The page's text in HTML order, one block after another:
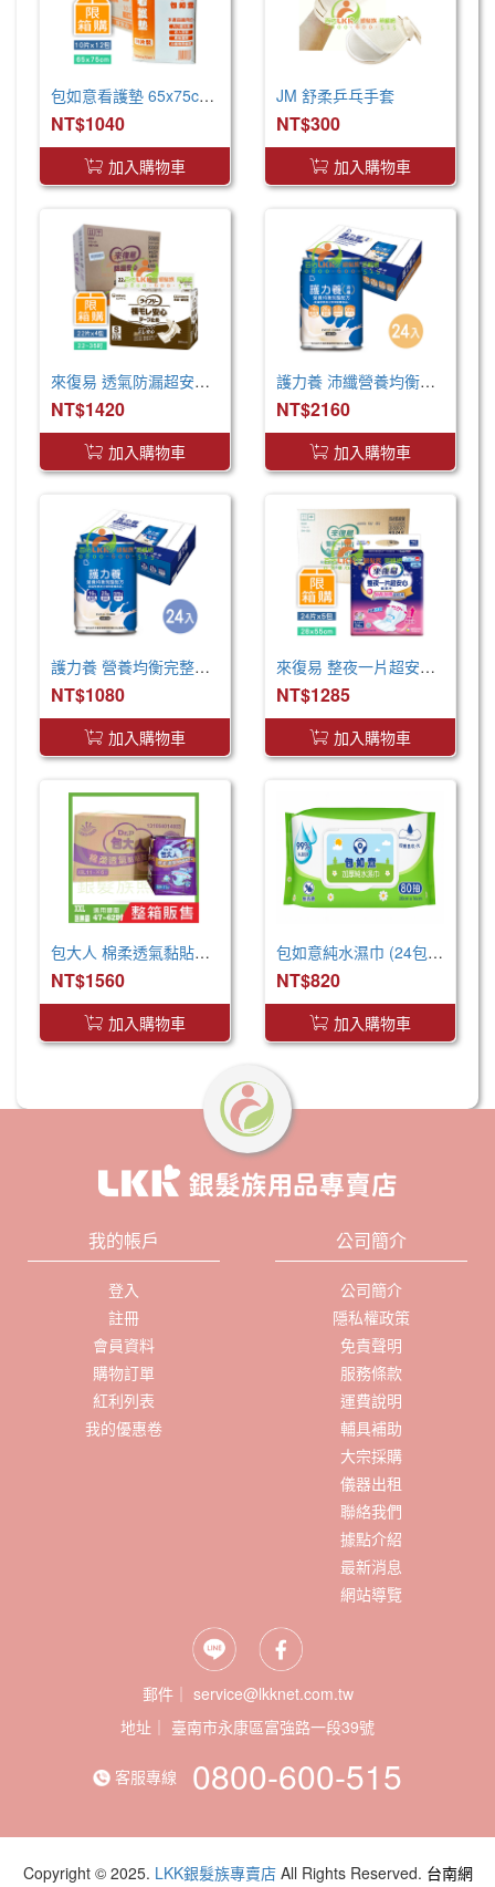
包如意看護墊 65x75cm (120片/箱) 產褥墊 看護墊 寵物墊
NT$1040
加入購物車
JM 舒柔乒乓手套
NT$300
加入購物車
來復易 透氣防漏超安心魔術氈紙尿褲(S)(22片 X 4包)
NT$1420
加入購物車
護力養 沛纖營養均衡完整配方(250ml x24罐 x2箱)
NT$2160
加入購物車
護力養 營養均衡完整配方(250ml x24罐 x2箱)
NT$1080
加入購物車
來復易 整夜一片超安心尿片55cm(24片*5包/箱) 取代原先臀部加寬尿片
NT$1285
加入購物車
包大人 棉柔透氣黏貼型 成人紙尿褲 XXL 箱購 巨無霸尺寸
NT$1560
加入購物車
包如意純水濕巾 (24包/箱)
NT$820
加入購物車
我的帳戶
登入
註冊
會員資料
購物訂單
紅利列表
我的優惠卷
公司簡介
公司簡介
隱私權政策
免責聲明
服務條款
運費說明
輔具補助
大宗採購
儀器出租
聯絡我們
據點介紹
最新消息
網站導覽
郵件｜ service@lkknet.com.tw
地址｜
客服專線 0800-600-515
Copyright © 2025. LKK銀髮族專賣店All Rights Reserved. 台南網